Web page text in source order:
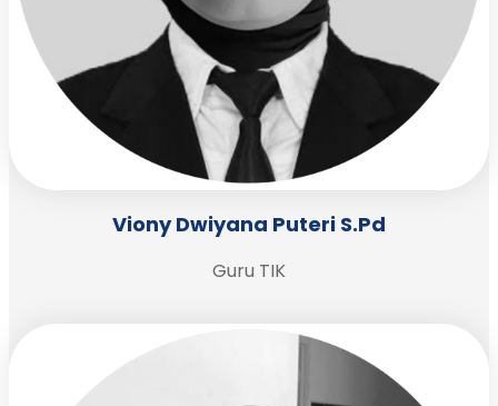
Viony Dwiyana Puteri S.Pd
Guru TIK